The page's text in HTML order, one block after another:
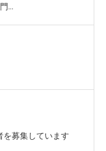
…
募集しています